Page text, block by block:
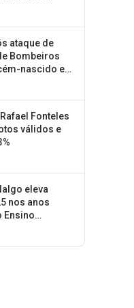
ataque de
Bombeiros
nascido em
Fonteles
válidos e
eleva
nos anos
Ensino